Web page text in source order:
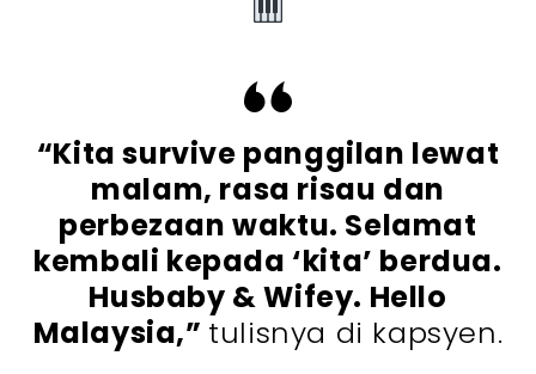
“Kita survive panggilan lewat
malam, rasa risau dan
perbezaan waktu. Selamat
kembali kepada ‘kita’ berdua.
Husbaby & Wifey. Hello
Malaysia,” tulisnya di kapsyen.